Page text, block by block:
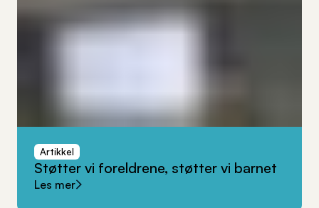
Artikkel
Støtter vi foreldrene, støtter vi barnet
Les mer